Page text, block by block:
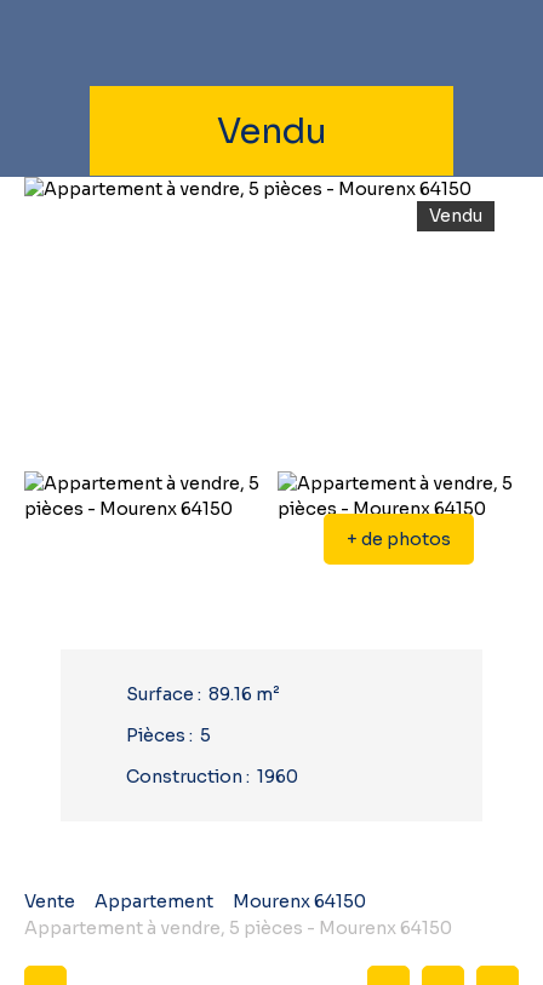
Vendu
Vendu
+ de photos
Surface : 89.16 m²
Pièces : 5
Construction : 1960
Vente Appartement
Mourenx 64150
Appartement à vendre, 5 pièces - Mourenx 64150